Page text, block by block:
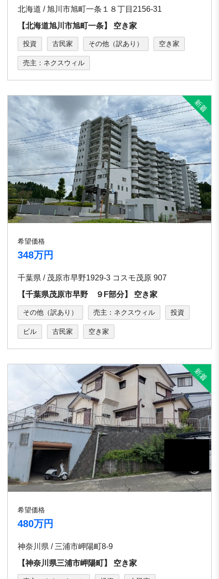
北海道 / 旭川市旭町⼀条１８丁⽬2156-31
【北海道旭川市旭町⼀条】 空き家
投資 古民家 その他（訳あり） 空き家
売主：ネクスウィル
希望価格
348万円
千葉県 / 茂原市早野1929-3 コスモ茂原 907
【千葉県茂原市早野 ９F部分】 空き家
その他（訳あり） 売主：ネクスウィル 投資
ビル 古民家 空き家
希望価格
480万円
神奈川県 / 三浦市岬陽町8-9
【神奈川県三浦市岬陽町】 空き家